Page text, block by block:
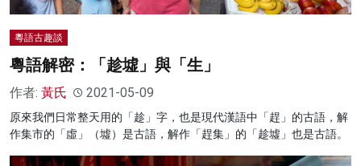
粵語古趣談
粵語解密：「趁墟」與「生」
作者: 黃氏 2021-05-09
原來我們日常整天用的「趁」字，也是現代漢語中「趕」的古語，解
作集市的「虛」（墟）是古語，解作「趕集」的「趁墟」也是古語。